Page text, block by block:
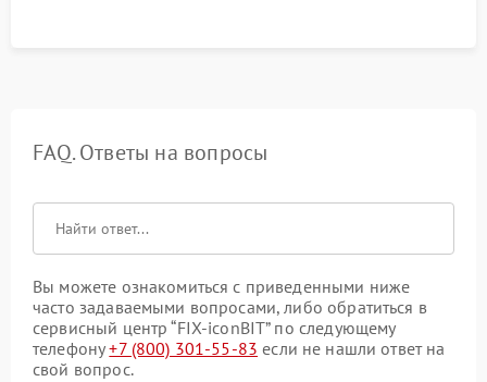
FAQ. Ответы на вопросы
Вы можете ознакомиться с приведенными ниже
часто задаваемыми вопросами, либо обратиться в
сервисный центр “FIX-iconBIT” по следующему
телефону+7 (800) 301-55-83 если не нашли ответ на
свой вопрос.